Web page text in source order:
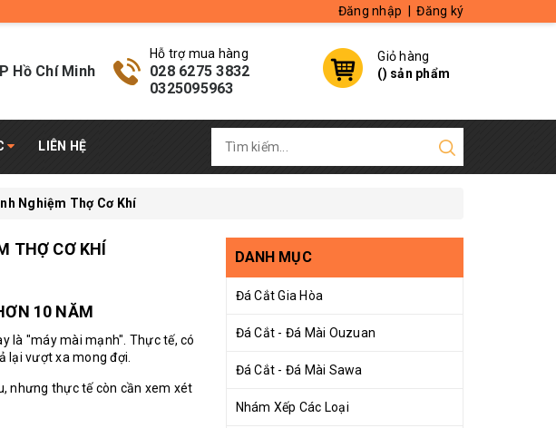
Đăng nhập Đăng ký
Hồ Chí Minh
Hỗ trợ mua hàng
028 6275 3832
0325095963
Giỏ hàng
() sản phẩm
LIÊN HỆ
Nghiệm Thợ Cơ Khí
THỢ CƠ KHÍ
10 NĂM
là "máy mài mạnh". Thực tế, có
lại vượt xa mong đợi.
nhưng thực tế còn cần xem xét
DANH MỤC
Đá Cắt Gia Hòa
Đá Cắt - Đá Mài Ouzuan
Đá Cắt - Đá Mài Sawa
Nhám Xếp Các Loại